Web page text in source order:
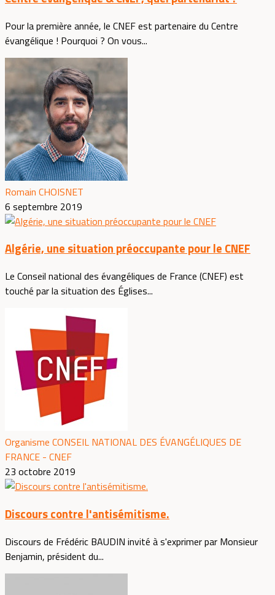
Pour la première année, le CNEF est partenaire du Centre
évangélique ! Pourquoi ? On vous...
Romain CHOISNET
6 septembre 2019
Algérie, une situation préoccupante pour le CNEF
Le Conseil national des évangéliques de France (CNEF) est
touché par la situation des Églises...
Organisme CONSEIL NATIONAL DES ÉVANGÉLIQUES DE
FRANCE - CNEF
23 octobre 2019
Discours contre l'antisémitisme.
Discours de Frédéric BAUDIN invité à s'exprimer par Monsieur
Benjamin, président du...